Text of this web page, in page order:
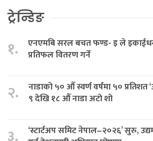
ट्रेन्डिङ
१.
एनएमबि सरल बचत फण्ड- इ ले
प्रतिफल वितरण गर्ने
२.
नाडाको ५० औँ स्वर्ण वर्षमा ५० प्रतिशत
९ देखि १८ औँ नाडा अटो शो
‘स्टार्टअप समिट नेपाल–२०२६’ सुरु,